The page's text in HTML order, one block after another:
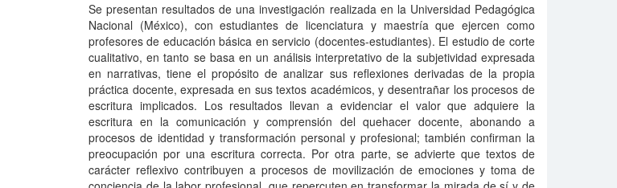
Se presentan resultados de una investigación realizada en la Universidad Pedagógica
Nacional (México), con estudiantes de licenciatura y maestría que ejercen como
profesores de educación básica en servicio (docentes-estudiantes). El estudio de corte
cualitativo, en tanto se basa en un análisis interpretativo de la subjetividad expresada
en narrativas, tiene el propósito de analizar sus reflexiones derivadas de la propia
práctica docente, expresada en sus textos académicos, y desentrañar los procesos de
escritura implicados. Los resultados llevan a evidenciar el valor que adquiere la
escritura en la comunicación y comprensión del quehacer docente, abonando a
procesos de identidad y transformación personal y profesional; también confirman la
preocupación por una escritura correcta. Por otra parte, se advierte que textos de
carácter reflexivo contribuyen a procesos de movilización de emociones y toma de